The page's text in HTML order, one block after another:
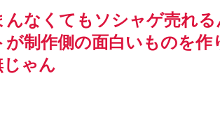
んなくてもソシャゲ売れ
が制作側の面白いものを
じゃん